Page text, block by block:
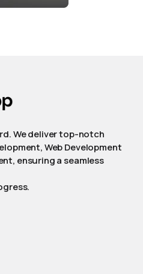
We deliver top-notch
Web Development
ensuring a seamless